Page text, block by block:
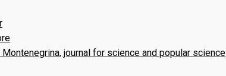
journal for science and popular science